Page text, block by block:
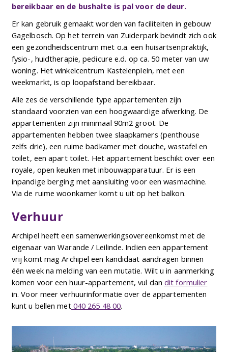
bereikbaar en de bushalte is pal voor de deur.
Er kan gebruik gemaakt worden van faciliteiten in gebouw
Gagelbosch. Op het terrein van Zuiderpark bevindt zich ook
een gezondheidscentrum met o.a. een huisartsenpraktijk,
fysio-, huidtherapie, pedicure e.d. op ca. 50 meter van uw
woning. Het winkelcentrum Kastelenplein, met een
weekmarkt, is op loopafstand bereikbaar.
Alle zes de verschillende type appartementen zijn
standaard voorzien van een hoogwaardige afwerking. De
appartementen zijn minimaal 90m2 groot. De
appartementen hebben twee slaapkamers (penthouse
zelfs drie), een ruime badkamer met douche, wastafel en
toilet, een apart toilet. Het appartement beschikt over een
royale, open keuken met inbouwapparatuur. Er is een
inpandige berging met aansluiting voor een wasmachine.
Via de ruime woonkamer komt u uit op het balkon.
Verhuur
Archipel heeft een samenwerkingsovereenkomst met de
eigenaar van Warande / Leilinde. Indien een appartement
vrij komt mag Archipel een kandidaat aandragen binnen
één week na melding van een mutatie. Wilt u in aanmerking
komen voor een huur-appartement, vul dandit formulier
in. Voor meer verhuurinformatie over de appartementen
kunt u bellen met040 265 48 00.